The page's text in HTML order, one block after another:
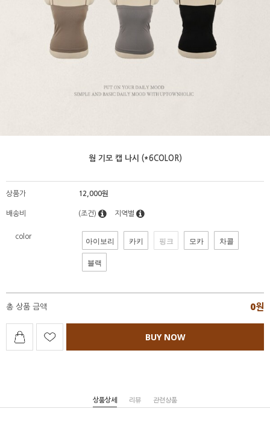
웜 기모 캡 나시 (*6COLOR)
상품가 12,000원
배송비 (조건) 지역별
color 아이보리 카키 핑크 모카 차콜
블랙
총 상품 금액 0원
BUY NOW
상품상세 리뷰 관련상품